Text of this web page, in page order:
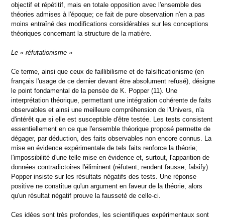
objectif et répétitif, mais en totale opposition avec l'ensemble des
théories admises à l'époque; ce fait de pure observation n'en a pas
moins entraîné des modifications considérables sur les conceptions
théoriques concernant la structure de la matière.
Le « réfutationisme »
Ce terme, ainsi que ceux de faillibilisme et de falsificationisme (en
français l'usage de ce dernier devant être absolument refusé), désigne
le point fondamental de la pensée de K. Popper (11). Une
interprétation théorique, permettant une intégration cohérente de faits
observables et ainsi une meilleure compréhension de l'Univers, n'a
d'intérêt que si elle est susceptible d'être testée. Les tests consistent
essentiellement en ce que l'ensemble théorique proposé permette de
dégager, par déduction, des faits observables non encore connus. La
mise en évidence expérimentale de tels faits renforce la théorie;
l'impossibilité d'une telle mise en évidence et, surtout, l'apparition de
données contradictoires l'éliminent (réfutent, rendent fausse, falsify).
Popper insiste sur les résultats négatifs des tests. Une réponse
positive ne constitue qu'un argument en faveur de la théorie, alors
qu'un résultat négatif prouve la fausseté de celle-ci.
Ces idées sont très profondes, les scientifiques expérimentaux sont